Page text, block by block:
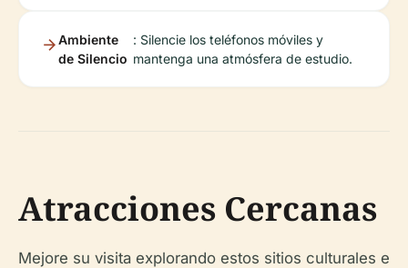
Ambiente
de Silencio
: Silencie los teléfonos móviles y
mantenga una atmósfera de estudio.
Atracciones Cercanas
Mejore su visita explorando estos sitios culturales e